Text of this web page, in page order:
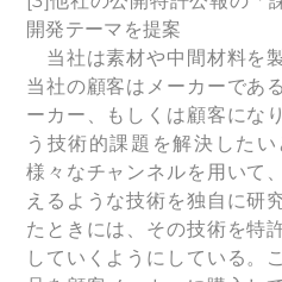
開発テーマを提案
当社は素材や中間材料を
当社の顧客はメーカーであ
ーカー、もしくは顧客にな
う技術的課題を解決した
様々なチャンネルを用いて
えるような技術を独自に研
たときには、その技術を特
していくようにしている。